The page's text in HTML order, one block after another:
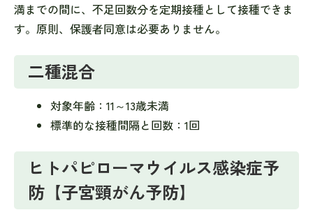
満までの間に、不足回数分を定期接種として接種できま
す。原則、保護者同意は必要ありません。
二種混合
対象年齢：11～13歳未満
標準的な接種間隔と回数：1回
ヒトパピローマウイルス感染症予
防【子宮頸がん予防】